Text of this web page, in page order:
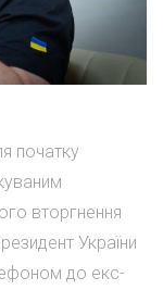
початку
вторгнення
України
до екс-